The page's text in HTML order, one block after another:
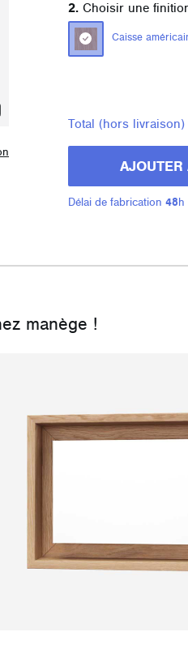
2. Choisir une
Caisse
Total (hors livraison)
AJOUTER
Délai de fabrication48 h
manège !